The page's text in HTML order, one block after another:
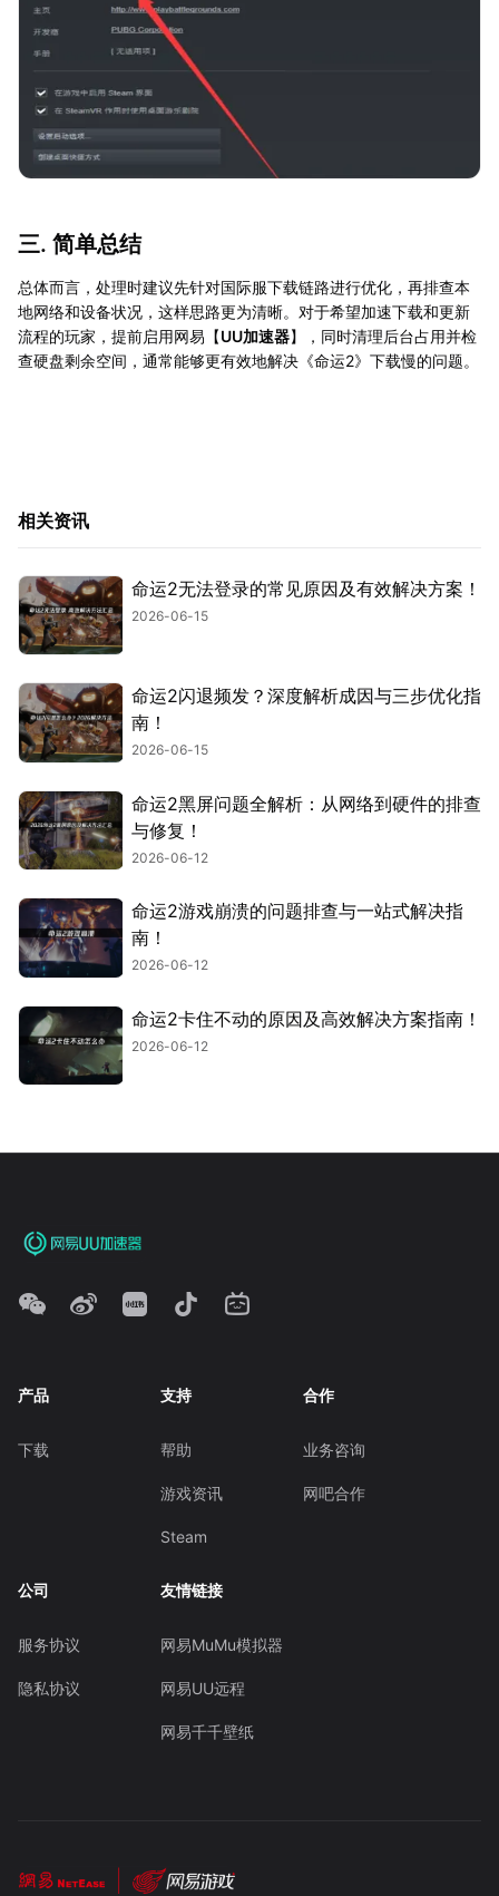
三. 简单总结
总体而言，处理时建议先针对国际服下载链路进行优化，再排查本
地网络和设备状况，这样思路更为清晰。对于希望加速下载和更新
流程的玩家，提前启用网易【UU加速器】，同时清理后台占用并检
查硬盘剩余空间，通常能够更有效地解决《命运2》下载慢的问题。
相关资讯
命运2无法登录的常见原因及有效解决方案！
2026-06-15
命运2闪退频发？深度解析成因与三步优化指
南！
2026-06-15
命运2黑屏问题全解析：从网络到硬件的排查
与修复！
2026-06-12
命运2游戏崩溃的问题排查与一站式解决指
南！
2026-06-12
命运2卡住不动的原因及高效解决方案指南！
2026-06-12
产品
下载
支持
帮助
游戏资讯
Steam
合作
业务咨询
网吧合作
公司
服务协议
隐私协议
友情链接
网易MuMu模拟器
网易UU远程
网易千千壁纸